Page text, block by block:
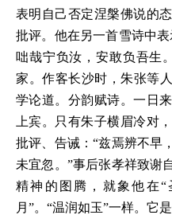
表明自己否定涅槃佛说的
批评。他在另一首雪诗中表
咄哉宁负汝，安敢负吾生
家。作客长沙时，朱张等
学论道。分韵赋诗。一日
上宾。只有朱子横眉冷对
批评、告诫：“兹焉辨不早
未宜忽。”事后张孝祥致谢
精神的图腾，就象他在“
月”。“温润如玉”一样。它